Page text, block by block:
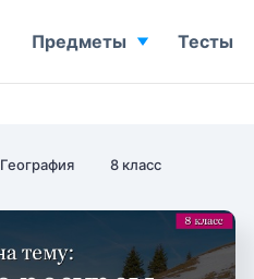
География 8 класс
Предметы Тесты